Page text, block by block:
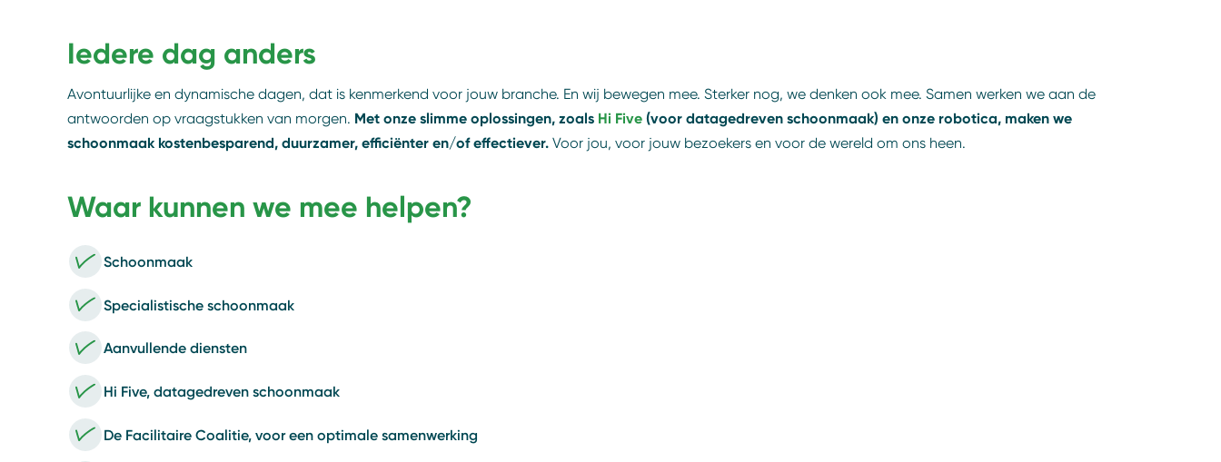
Iedere dag anders
Avontuurlijke en dynamische dagen, dat is kenmerkend voor jouw branche. En wij bewegen mee. Sterker nog, we denken ook mee. Samen werken we aan de
antwoorden op vraagstukken van morgen. Met onze slimme oplossingen, zoals Hi Five (voor datagedreven schoonmaak) en onze robotica, maken we
schoonmaak kostenbesparend, duurzamer, efficiënter en/of effectiever. Voor jou, voor jouw bezoekers en voor de wereld om ons heen.
Waar kunnen we mee helpen?
Schoonmaak
Specialistische schoonmaak
Aanvullende diensten
Hi Five, datagedreven schoonmaak
De Facilitaire Coalitie, voor een optimale samenwerking